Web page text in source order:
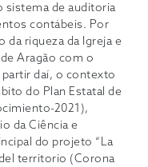
sistema de auditoria
contábeis. Por
da riqueza da Igreja e
Aragão com o
daí, o contexto
do Plan Estatal de
2021),
da Ciência e
do projeto “La
territorio (Corona